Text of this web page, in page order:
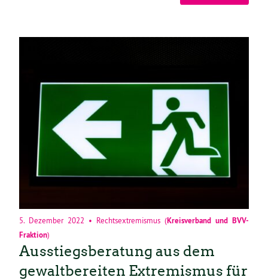
5. Dezember 2022 • Rechtsextremismus (Kreisverband und BVV-
Fraktion)
Ausstiegsberatung aus dem
gewaltbereiten Extremismus für